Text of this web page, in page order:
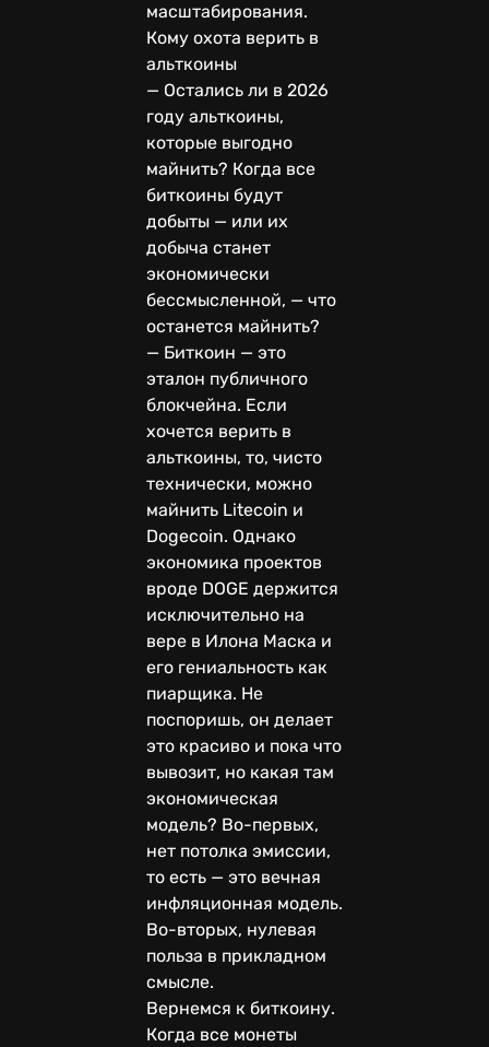
масштабирования.
Кому охота верить в
альткоины
— Остались ли в 2026
году альткоины,
которые выгодно
майнить? Когда все
биткоины будут
добыты — или их
добыча станет
экономически
бессмысленной, — что
останется майнить?
— Биткоин — это
эталон публичного
блокчейна. Если
хочется верить в
альткоины, то, чисто
технически, можно
майнить Litecoin и
Dogecoin. Однако
экономика проектов
вроде DOGE держится
исключительно на
вере в Илона Маска и
его гениальность как
пиарщика. Не
поспоришь, он делает
это красиво и пока что
вывозит, но какая там
экономическая
модель? Во-первых,
нет потолка эмиссии,
то есть — это вечная
инфляционная модель.
Во-вторых, нулевая
польза в прикладном
смысле.
Вернемся к биткоину.
Когда все монеты